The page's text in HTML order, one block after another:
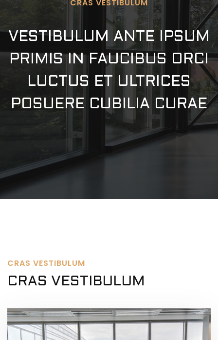
CRAS VESTIBULUM
VESTIBULUM ANTE IPSUM
PRIMIS IN FAUCIBUS ORCI
LUCTUS ET ULTRICES
POSUERE CUBILIA CURAE
CRAS VESTIBULUM
CRAS VESTIBULUM